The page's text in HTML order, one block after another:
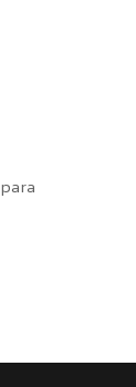
para